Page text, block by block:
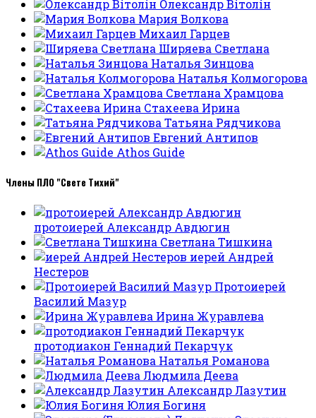
Олександр Вітолін
Мария Волкова
Михаил Гарцев
Ширяева Светлана
Наталья Зинцова
Наталья Колмогорова
Светлана Храмцова
Стахеева Ирина
Татьяна Рядчикова
Евгений Антипов
Athos Guide
Члены ПЛО "Свете Тихий"
протоиерей Александр Авдюгин
Светлана Тишкина
иерей Андрей
Нестеров
Протоиерей
Василий Мазур
Ирина Журавлева
протодиакон Геннадий Пекарчук
Наталья Романова
Людмила Деева
Александр Лазутин
Юлия Богиня